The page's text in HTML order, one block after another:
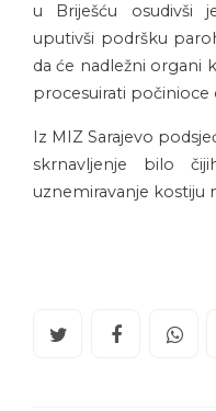
u Briješću osudivši
uputivši podršku
da će nadležni organi
procesuirati počinioce
Iz MIZ Sarajevo
skrnavljenje bilo
uznemiravanje kostiju